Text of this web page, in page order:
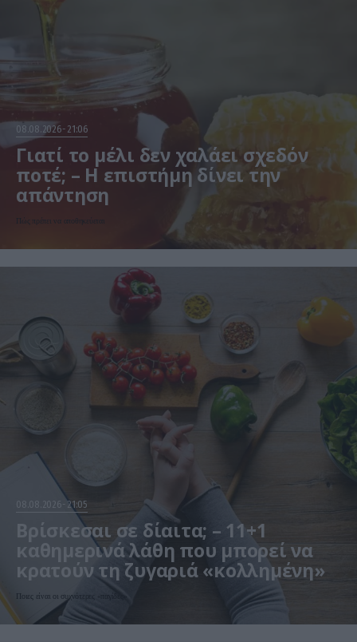
08.08.2026 21:06
Γιατί το μέλι δεν χαλάει σχεδόν
ποτέ; – Η επιστήμη δίνει την
απάντηση
Πώς πρέπει να αποθηκεύεται
08.08.2026 21:05
Βρίσκεσαι σε δίαιτα; – 11+1
καθημερινά λάθη που μπορεί να
κρατούν τη ζυγαριά «κολλημένη»
Ποιες είναι οι συχνότερες «παγίδες»